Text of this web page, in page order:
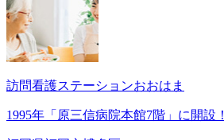
訪問看護ステーションおおはま
1995年「原三信病院本館7階」に開設！